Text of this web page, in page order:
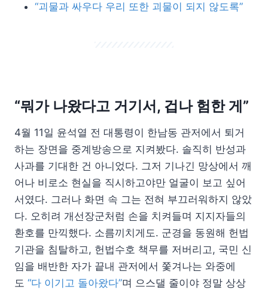
“괴물과 싸우다 우리 또한 괴물이 되지 않도록”
“뭐가 나왔다고 거기서, 겁나 험한 게”
4월 11일 윤석열 전 대통령이 한남동 관저에서 퇴거
하는 장면을 중계방송으로 지켜봤다. 솔직히 반성과
사과를 기대한 건 아니었다. 그저 기나긴 망상에서 깨
어나 비로소 현실을 직시하고야만 얼굴이 보고 싶어
서였다. 그러나 화면 속 그는 전혀 부끄러워하지 않았
다. 오히려 개선장군처럼 손을 치켜들며 지지자들의
환호를 만끽했다. 소름끼치게도. 군경을 동원해 헌법
기관을 침탈하고, 헌법수호 책무를 저버리고, 국민 신
임을 배반한 자가 끝내 관저에서 쫓겨나는 와중에
도 “다 이기고 돌아왔다”며 으스댈 줄이야 정말 상상